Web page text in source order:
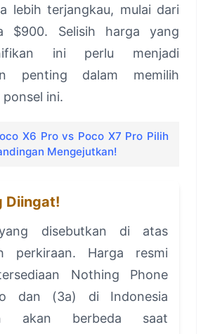
lebih terjangkau, mulai dari
$900. Selisih harga yang
ini perlu menjadi
penting dalam memilih
ini.
X6 Pro vs Poco X7 Pro Pilih
Mengejutkan!
Diingat!
disebutkan di atas
perkiraan. Harga resmi
Nothing Phone
dan (3a) di Indonesia
akan berbeda saat